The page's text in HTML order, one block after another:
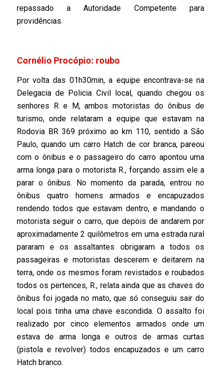
repassado a Autoridade Competente para
providências.
Cornélio Procópio: roubo
Por volta das 01h30min, a equipe encontrava-se na
Delegacia de Policia Civil local, quando chegou os
senhores R e M, ambos motoristas do ônibus de
turismo, onde relataram a equipe que estavam na
Rodovia BR 369 próximo ao km 110, sentido a São
Paulo, quando um carro Hatch de cor branca, pareou
com o ônibus e o passageiro do carro apontou uma
arma longa para o motorista R., forçando assim ele a
parar o ônibus. No momento da parada, entrou no
ônibus quatro homens armados e encapuzados
rendendo todos que estavam dentro, e mandando o
motorista seguir o carro, que depois de andarem por
aproximadamente 2 quilômetros em uma estrada rural
pararam e os assaltantes obrigaram a todos os
passageiras e motoristas descerem e deitarem na
terra, onde os mesmos foram revistados e roubados
todos os pertences, R., relata ainda que as chaves do
ônibus foi jogada no mato, que só conseguiu sair do
local pois tinha uma chave escondida. O assalto foi
realizado por cinco elementos armados onde um
estava de arma longa e outros de armas curtas
(pistola e revolver) todos encapuzados e um carro
Hatch branco.